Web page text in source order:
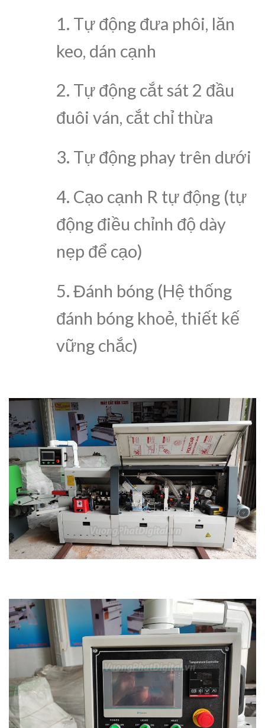
1. Tự động đưa phôi, lăn
keo, dán cạnh
2. Tự động cắt sát 2 đầu
đuôi ván, cắt chỉ thừa
3. Tự động phay trên dưới
4. Cạo cạnh R tự động (tự
động điều chỉnh độ dày
nẹp để cạo)
5. Đánh bóng (Hệ thống
đánh bóng khoẻ, thiết kế
vững chắc)